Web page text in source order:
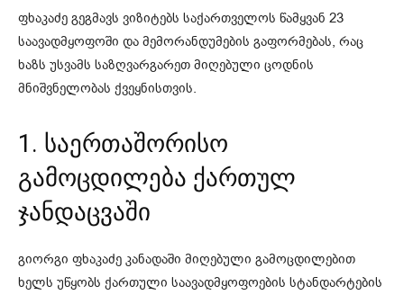
ფხაკაძე გეგმავს ვიზიტებს საქართველოს წამყვან 23
საავადმყოფოში და მემორანდუმების გაფორმებას, რაც
ხაზს უსვამს საზღვარგარეთ მიღებული ცოდნის
მნიშვნელობას ქვეყნისთვის.
1. საერთაშორისო
გამოცდილება ქართულ
ჯანდაცვაში
გიორგი ფხაკაძე კანადაში მიღებული გამოცდილებით
ხელს უწყობს ქართული საავადმყოფოების სტანდარტების